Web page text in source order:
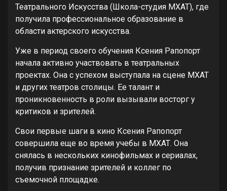
Театрального Искусства (Школа-студия МХАТ), где
получила профессиональное образование в
области актерского искусства.
Уже в период своего обучения Ксения Рапопорт
начала активно участвовать в театральных
проектах. Она с успехом выступала на сцене МХАТ
и других театров столицы. Ее талант и
проникновенность в роли вызывали восторг у
критиков и зрителей.
Свои первые шаги в кино Ксения Рапопорт
совершила еще во время учебы в МХАТ. Она
снялась в нескольких кинофильмах и сериалах,
получив признание зрителей и коллег по
съемочной площадке.